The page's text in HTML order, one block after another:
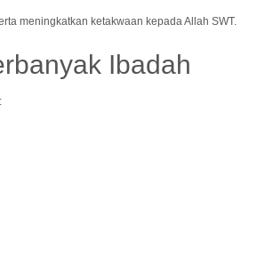
meningkatkan ketakwaan kepada Allah SWT.
Ibadah